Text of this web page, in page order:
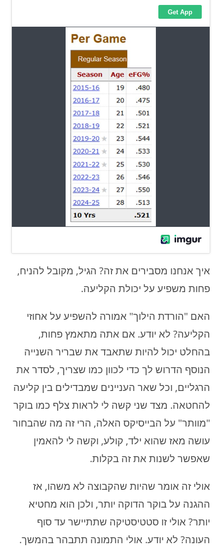
איך אנחנו מסבירים את זה? הגיל, מקובל להניח,
פחות משפיע על יכולת הקליעה.
האם "הורדת הילוך" אמורה להשפיע על אחוזי
הקליעה? לא יודע. אם אתה מתאמץ פחות,
בהחלט יכול להיות שתאבד את שבריר השנייה
הנוסף הדרוש לך כדי לכוון כמו שצריך, לסדר את
הרגליים, וכל שאר העניינים שמבדילים בין קליעה
להחטאה. מצד שני קשה לי לראות צלף כמו בוקר
"מוותר" על הבייסיקס האלה, הרי זה מה שהבחור
עושה מאז שהוא ילד, קולע, וקשה לי להאמין
שאפשר לשנות את זה בקלות.
אולי זה אומר שהיות שהקבוצה לא משהו, אז
ההגנה על בוקר הדוקה יותר, ולכן הוא מחטיא
יותר? אולי זו סטטיסטיקה שתתיישר עד סוף
העונה? לא יודע. אולי התמונה תתבהר בהמשך.